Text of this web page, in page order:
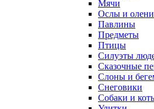
Мячи
Ослы и олени
Павлины
Предметы
Птицы
Силуэты
Сказочные
Слоны и
Снеговики
Собаки и